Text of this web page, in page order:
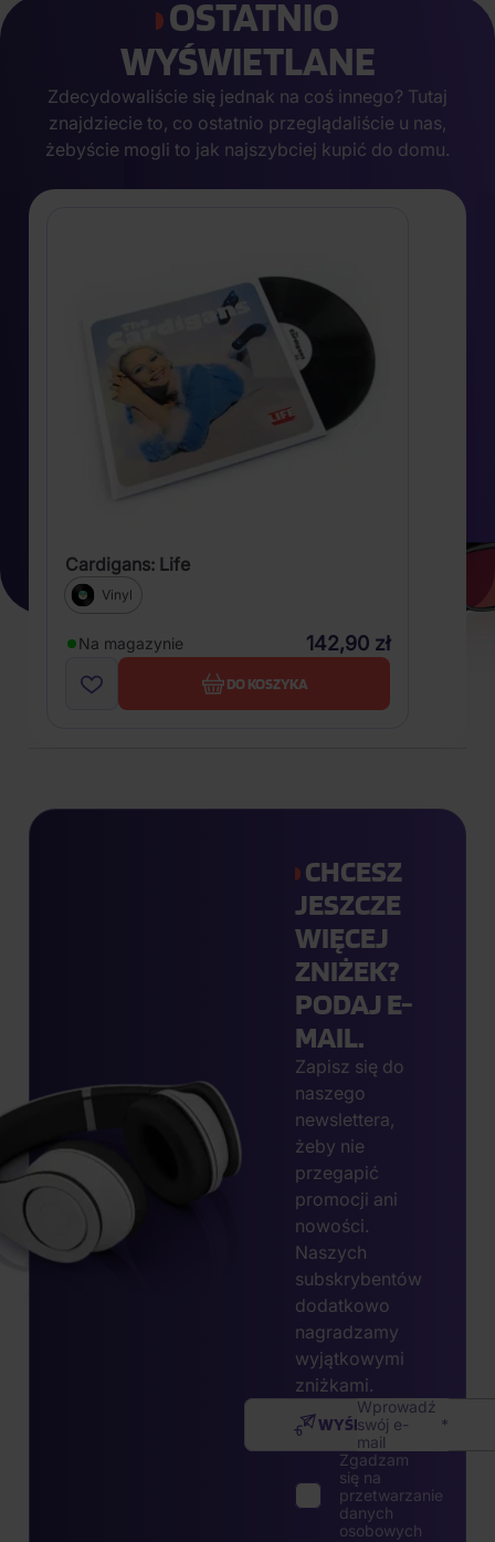
OSTATNIO
WYŚWIETLANE
Zdecydowaliście się jednak na coś innego? Tutaj
znajdziecie to, co ostatnio przeglądaliście u nas,
żebyście mogli to jak najszybciej kupić do domu.
Cardigans: Life
Vinyl
Na magazynie 142,90 zł
DO KOSZYKA
CHCESZ
JESZCZE
WIĘCEJ
ZNIŻEK?
PODAJ E-
MAIL.
Zapisz się do
naszego
newslettera,
żeby nie
przegapić
promocji ani
nowości.
Naszych
subskrybentów
dodatkowo
nagradzamy
wyjątkowymi
zniżkami.
Wprowadź
swój e-
mail
WYŚLIJ
Zgadzam
się na
przetwarzanie
danych
osobowych